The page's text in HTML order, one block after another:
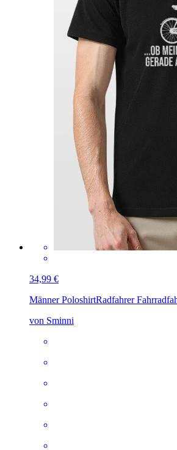
34,99 €
Männer PoloshirtRadfahrer
von Sminni